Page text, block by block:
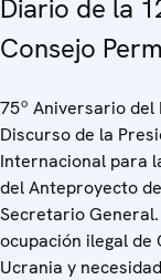
Diario de la
Consejo
75º Aniversario del
Discurso de la
Internacional para
del Anteproyecto
Secretario
ocupación ilegal de
Ucrania y